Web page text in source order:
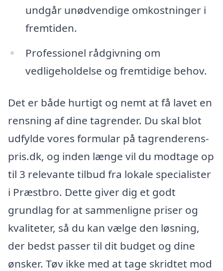
undgår unødvendige omkostninger i
fremtiden.
Professionel rådgivning om
vedligeholdelse og fremtidige behov.
Det er både hurtigt og nemt at få lavet en
rensning af dine tagrender. Du skal blot
udfylde vores formular på tagrenderens-
pris.dk, og inden længe vil du modtage op
til 3 relevante tilbud fra lokale specialister
i Præstbro. Dette giver dig et godt
grundlag for at sammenligne priser og
kvaliteter, så du kan vælge den løsning,
der bedst passer til dit budget og dine
ønsker. Tøv ikke med at tage skridtet mod